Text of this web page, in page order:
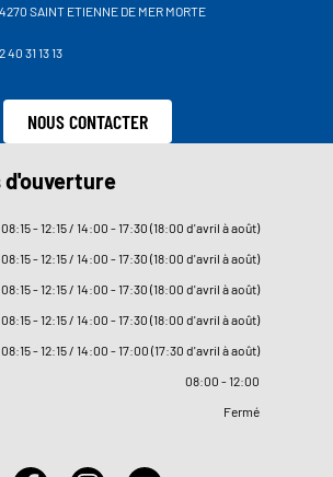
SAINT ETIENNE DE MER MORTE
40 31 13 13
NOUS CONTACTER
d'ouverture
08:15 - 12:15 / 14:00 - 17:30 (18:00 d'avril à août)
08:15 - 12:15 / 14:00 - 17:30 (18:00 d'avril à août)
08:15 - 12:15 / 14:00 - 17:30 (18:00 d'avril à août)
08:15 - 12:15 / 14:00 - 17:30 (18:00 d'avril à août)
08:15 - 12:15 / 14:00 - 17:00 (17:30 d'avril à août)
08:00 - 12:00
Fermé